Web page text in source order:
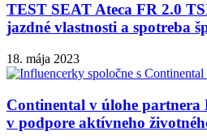
TEST SEAT Ateca FR 2.0
jazdné vlastnosti a spotreba
18. mája 2023
Continental v úlohe partnera
v podpore aktívneho